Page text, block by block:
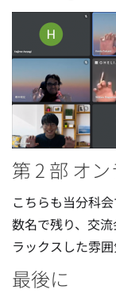
第 2 部 オ
こちらも当分科
数名で残り、交
ラックスした雰
最後に